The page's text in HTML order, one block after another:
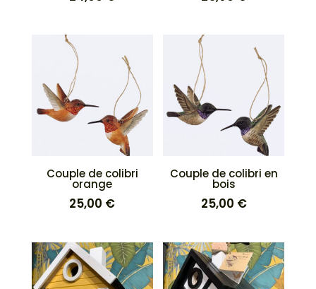
Couple de colibri
orange
25,00 €
Couple de colibri en
bois
25,00 €